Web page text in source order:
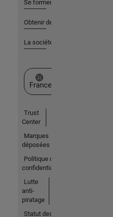
Se former
Obtenir de l'aide
La société
Sélectionner un site web
France
Trust
Center
Marques
déposées
Politique de
confidentialité
Lutte
anti-
piratage
Statut des